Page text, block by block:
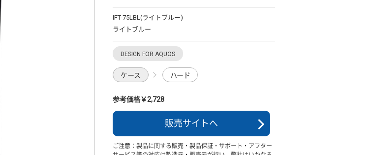
IFT-75LBL(ライトブルー)
ライトブルー
DESIGN FOR AQUOS
ケース ハード
参考価格￥2,728
販売サイトへ
ご注意：製品に関する販売・製品保証・サポート・アフター